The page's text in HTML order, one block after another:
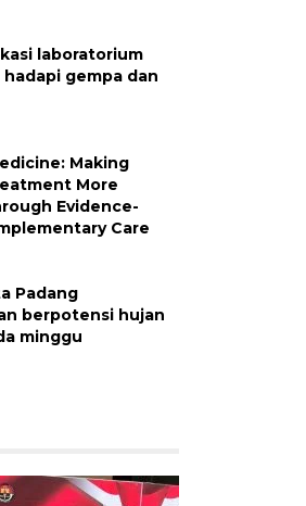
laboratorium
gempa dan
Making
More
Evidence-
Care
Padang
berpotensi hujan
minggu